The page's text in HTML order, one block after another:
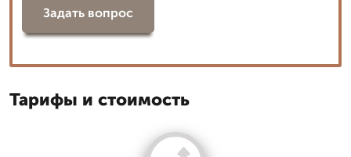
Задать вопрос
Тарифы и стоимость